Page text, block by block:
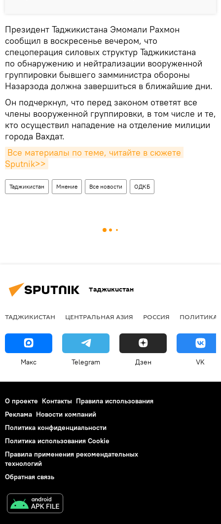
Президент Таджикистана Эмомали Рахмон
сообщил в воскресенье вечером, что
спецоперация силовых структур Таджикистана
по обнаружению и нейтрализации вооруженной
группировки бывшего замминистра обороны
Назарзода должна завершиться в ближайшие дни.
Он подчеркнул, что перед законом ответят все
члены вооруженной группировки, в том числе и те,
кто осуществил нападение на отделение милиции
города Вахдат.
Все материалы по теме, читайте в сюжете
Sputnik>>
Таджикистан Мнение Все новости ОДКБ
Таджикистан
ТАДЖИКИСТАН ЦЕНТРАЛЬНАЯ АЗИЯ РОССИЯ ПОЛИТИКА
Макс Telegram Дзен VK
О проекте Контакты Правила использования
Реклама Новости компаний
Политика конфиденциальности
Политика использования Cookie
Правила применения рекомендательных
технологий
Обратная связь